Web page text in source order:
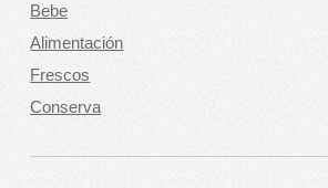
Bebe
Alimentación
Frescos
Conserva